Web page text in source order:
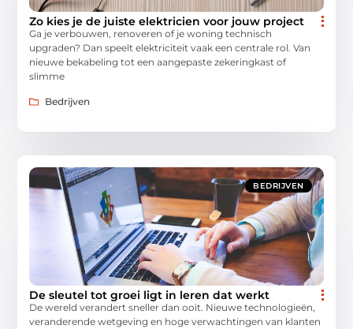
Zo kies je de juiste elektricien voor jouw project
Ga je verbouwen, renoveren of je woning technisch
upgraden? Dan speelt elektriciteit vaak een centrale rol. Van
nieuwe bekabeling tot een aangepaste zekeringkast of
slimme
Bedrijven
BEDRIJVEN
De sleutel tot groei ligt in leren dat werkt
De wereld verandert sneller dan ooit. Nieuwe technologieën,
veranderende wetgeving en hoge verwachtingen van klanten